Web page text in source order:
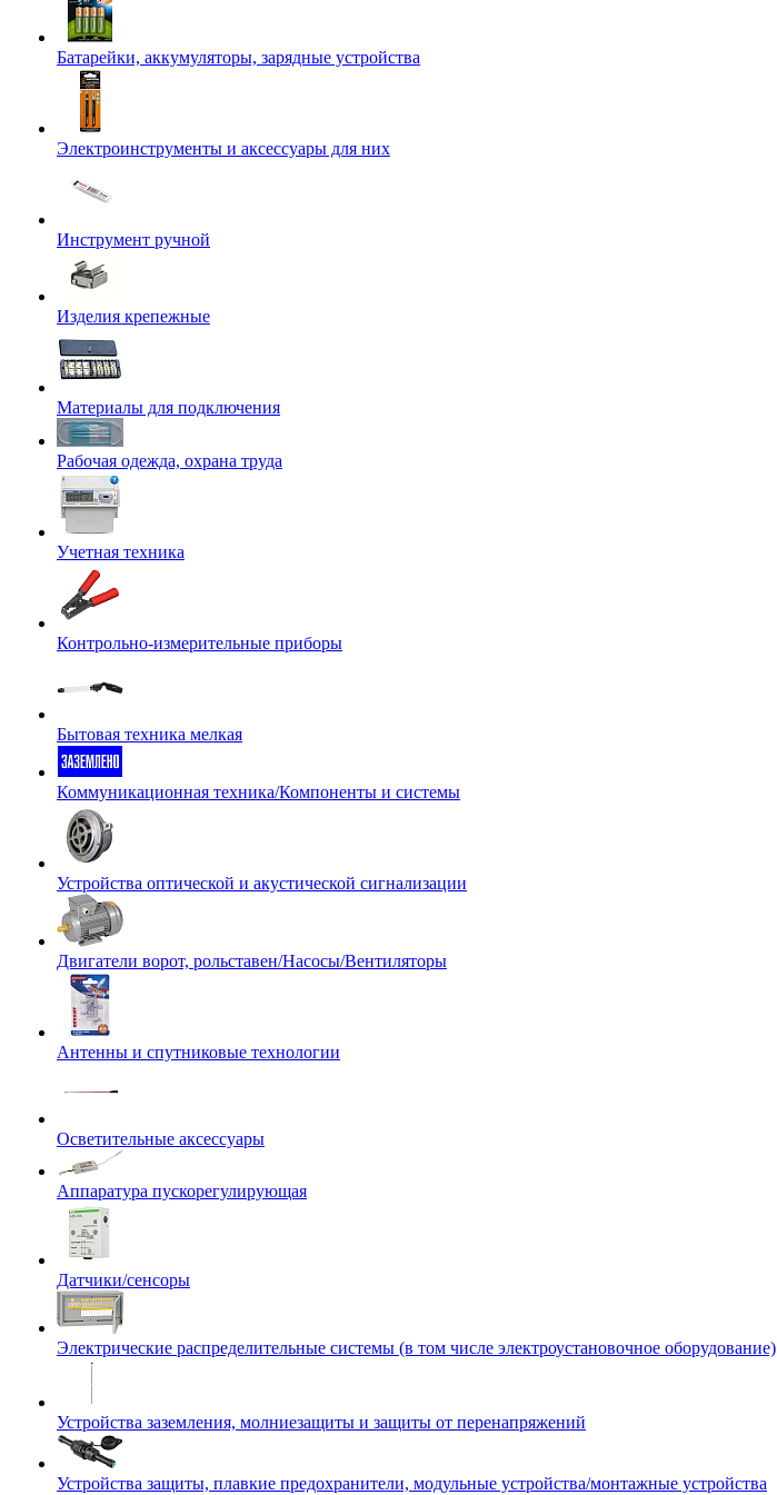
Батарейки, аккумуляторы, зарядные устройства
Электроинструменты и аксессуары для них
Инструмент ручной
Изделия крепежные
Материалы для подключения
Рабочая одежда, охрана труда
Учетная техника
Контрольно-измерительные приборы
Бытовая техника мелкая
Коммуникационная техника/Компоненты и системы
Устройства оптической и акустической сигнализации
Двигатели ворот, рольставен/Насосы/Вентиляторы
Антенны и спутниковые технологии
Осветительные аксессуары
Аппаратура пускорегулирующая
Датчики/сенсоры
Электрические распределительные системы (в том числе электроустановочное оборудование)
Устройства заземления, молниезащиты и защиты от перенапряжений
Устройства защиты, плавкие предохранители, модульные устройства/монтажные устройства